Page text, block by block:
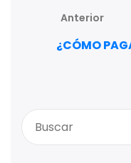
Anterior
¿CÓMO